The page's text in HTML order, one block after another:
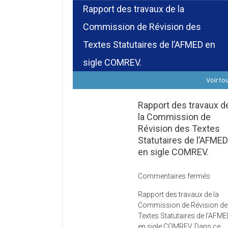
Rapport des travaux de la
Commission de Révision des
Textes Statutaires de l’AFMED en
sigle COMREV.
Voir
Rapport des travaux
la Commission de
Révision des Textes
Statutaires de l’AFMED
en sigle COMREV.
Commentaires fermés
des
de
Rapport des travaux de la
Commission de Révision
Textes Statutaires de
en sigle COMREV. Dans ce